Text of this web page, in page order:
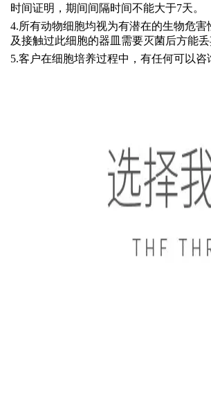
时间证明，期间间隔时间不能大于7天。
4.所有动物细胞均视为有潜在的生物危
及接触过此细胞的器皿需要灭菌后方能丢
5.客户在细胞培养过程中，有任何可以咨